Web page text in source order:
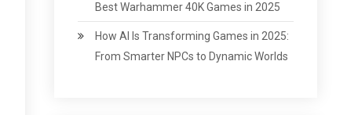
Best Warhammer 40K Games in 2025
How AI Is Transforming Games in 2025:
From Smarter NPCs to Dynamic Worlds